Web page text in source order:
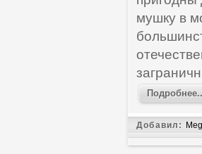
мушку в
Добавил: